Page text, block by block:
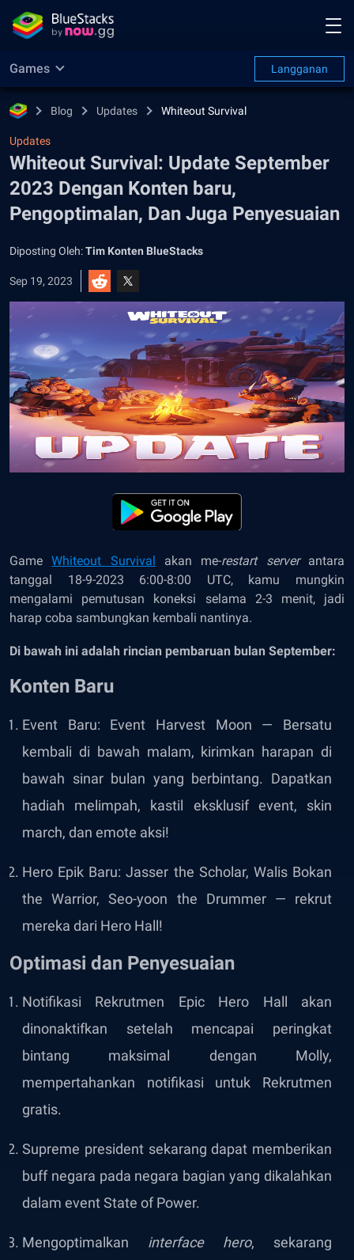
Games Langganan
Blog Updates Whiteout Survival
Updates
Whiteout Survival: Update September
2023 Dengan Konten baru,
Pengoptimalan, Dan Juga Penyesuaian
Diposting Oleh:Tim Konten BlueStacks
Sep 19, 2023
GameWhiteout Survival akan me-restart serverantara
tanggal 18-9-2023 6:00-8:00 UTC, kamu mungkin
mengalami pemutusan koneksi selama 2-3 menit, jadi
harap coba sambungkan kembali nantinya.
Di bawah ini adalah rincian pembaruan bulan September:
Konten Baru
Event Baru: Event Harvest Moon — Bersatu
kembali di bawah malam, kirimkan harapan di
bawah sinar bulan yang berbintang. Dapatkan
hadiah melimpah, kastil eksklusif event, skin
march, dan emote aksi!
Hero Epik Baru: Jasser the Scholar, Walis Bokan
the Warrior, Seo-yoon the Drummer — rekrut
mereka dari Hero Hall!
Optimasi dan Penyesuaian
Notifikasi Rekrutmen Epic Hero Hall akan
dinonaktifkan setelah mencapai peringkat
bintang maksimal dengan Molly,
mempertahankan notifikasi untuk Rekrutmen
gratis.
Supreme president sekarang dapat memberikan
buff negara pada negara bagian yang dikalahkan
dalam event State of Power.
Mengoptimalkan interface hero, sekarang